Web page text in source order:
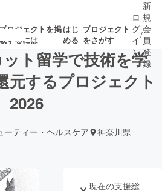
プロジェクトを掲
するには
はじ
める
プロジェクト
をさがす
新着プロ募集終了が近いプ
ロ
グ
イ
ン
/
新
規
会
員
登
録
ト留学で技術を学
元するプロジェクト
2026
ーティー・ヘルスケア 神奈川県
現在の支援総